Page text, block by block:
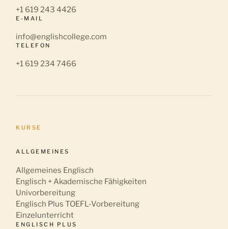
+1 619 243 4426
E-MAIL
info@englishcollege.com
TELEFON
+1 619 234 7466
KURSE
ALLGEMEINES
Allgemeines Englisch
Englisch + Akademische Fähigkeiten
Univorbereitung
Englisch Plus TOEFL-Vorbereitung
Einzelunterricht
ENGLISCH PLUS